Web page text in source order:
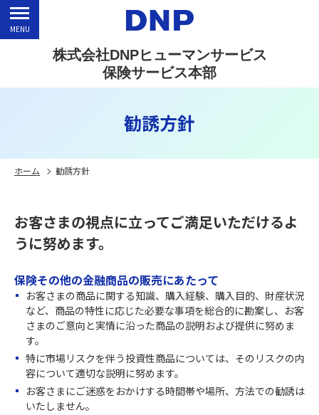
株式会社DNPヒューマンサービス
保険サービス本部
MENU
勧誘方針
ホーム 勧誘方針
お客さまの視点に立ってご満足いただけるよ
うに努めます。
保険その他の金融商品の販売にあたって
お客さまの商品に関する知識、購入経験、購入目的、財産状況
など、商品の特性に応じた必要な事項を総合的に勘案し、お客
さまのご意向と実情に沿った商品の説明および提供に努めま
す。
特に市場リスクを伴う投資性商品については、そのリスクの内
容について適切な説明に努めます。
お客さまにご迷惑をおかけする時間帯や場所、方法での勧誘は
いたしません。